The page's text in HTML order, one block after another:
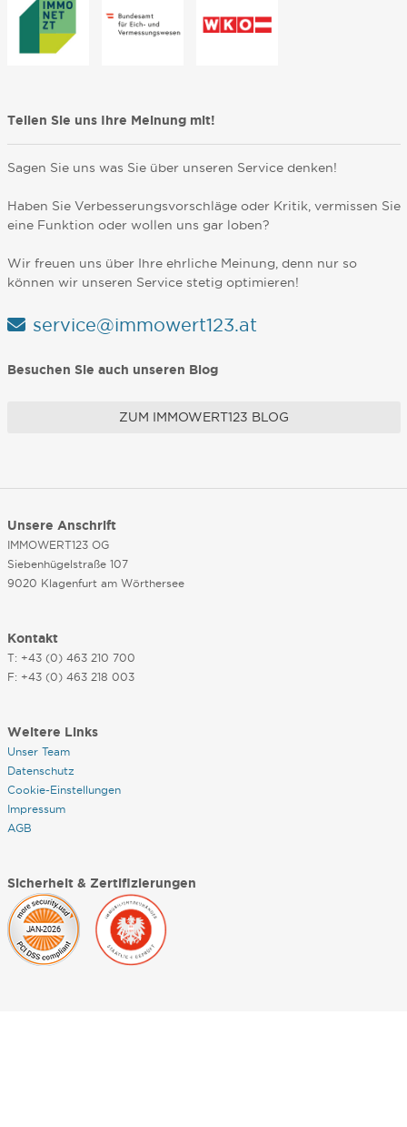
Teilen Sie uns Ihre Meinung mit!
Sagen Sie uns was Sie über unseren Service denken!
Haben Sie Verbesserungsvorschläge oder Kritik, vermissen Sie
eine Funktion oder wollen uns gar loben?
Wir freuen uns über Ihre ehrliche Meinung, denn nur so
können wir unseren Service stetig optimieren!
service@immowert123.at
Besuchen Sie auch unseren Blog
ZUM IMMOWERT123 BLOG
Unsere Anschrift
IMMOWERT123 OG
Siebenhügelstraße 107
9020 Klagenfurt am Wörthersee
Kontakt
T: +43 (0) 463 210 700
F: +43 (0) 463 218 003
Weitere Links
Unser Team
Datenschutz
Cookie-Einstellungen
Impressum
AGB
Sicherheit & Zertifizierungen